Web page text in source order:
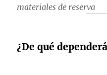
materiales de reserva
¿De qué